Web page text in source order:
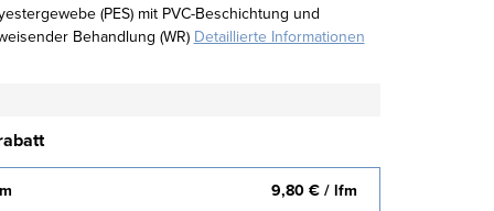
(PES) mit PVC-Beschichtung und
Behandlung (WR) Detaillierte Informationen
9,80 €/ lfm